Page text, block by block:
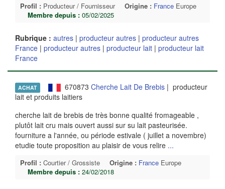
Profil : Producteur / Fournisseur Origine : France Europe
Membre depuis : 05/02/2025
Rubrique : autres | producteur autres | producteur autres
France | producteur autres | producteur lait | producteur lait
France
ACHAT 670873 Cherche Lait De Brebis| producteur
lait et produits laitiers
cherche lait de brebis de très bonne qualité fromageable ,
plutôt lait cru mais ouvert aussi sur su lait pasteurisée.
fourniture a l'année, ou période estivale ( juillet a novembre)
etudie toute proposition au plaisir de vous relire ...
Profil : Courtier / Grossiste Origine : France Europe
Membre depuis : 24/02/2018